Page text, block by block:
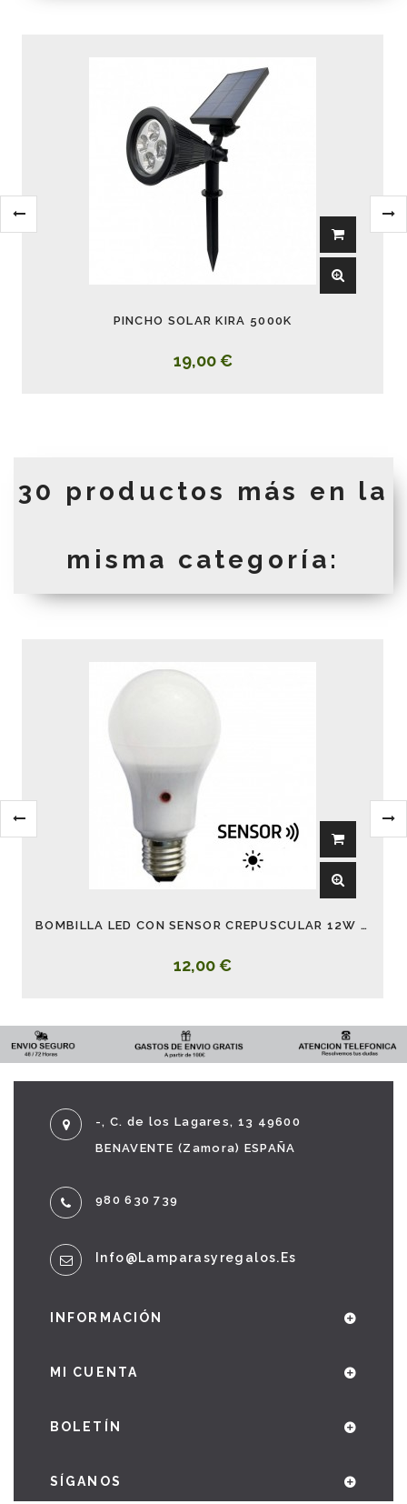
PINCHO SOLAR KIRA 5000K
19,00 €
30 productos más en la
misma categoría:
BOMBILLA LED CON SENSOR CREPUSCULAR 12W 6000K
12,00 €
-, C. de los Lagares, 13 49600
BENAVENTE (Zamora) ESPAÑA
980 630 739
Info@lamparasyregalos.es
INFORMACIÓN
MI CUENTA
BOLETÍN
SÍGANOS